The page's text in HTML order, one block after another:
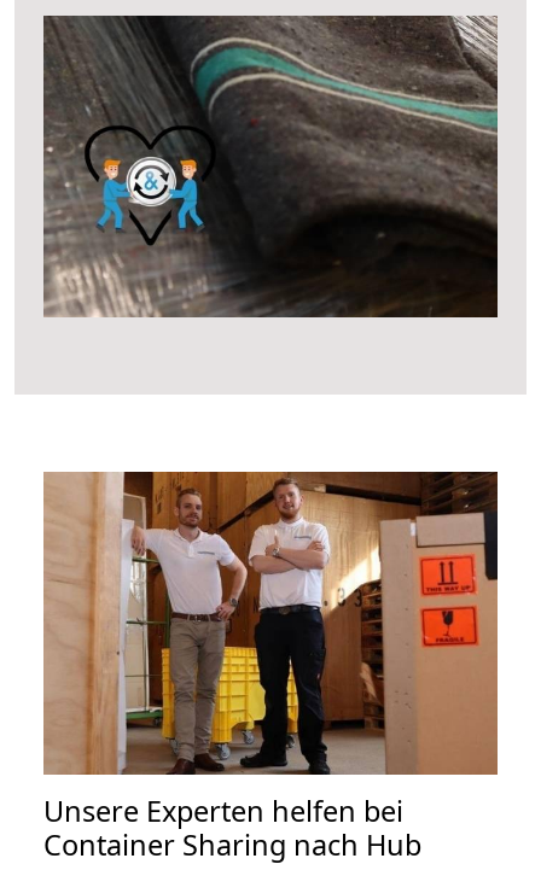
Unsere Experten helfen bei
Container Sharing nach Hub